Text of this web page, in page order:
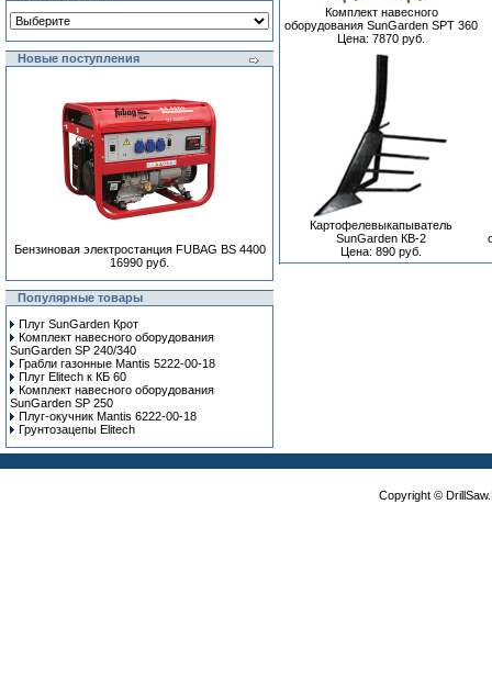
Новые поступления
Бензиновая электростанция FUBAG BS 4400
16990 руб.
Популярные товары
Плуг SunGarden Крот
Комплект навесного оборудования
SunGarden SP 240/340
Грабли газонные Mantis 5222-00-18
Плуг Elitech к КБ 60
Комплект навесного оборудования
SunGarden SP 250
Плуг-окучник Mantis 6222-00-18
Грунтозацепы Elitech
Комплект навесного
оборудования SunGarden SPT 360
Цена: 7870 руб.
Картофелевыкапыватель
SunGarden КВ-2
Цена: 890 руб.
Copyright ©